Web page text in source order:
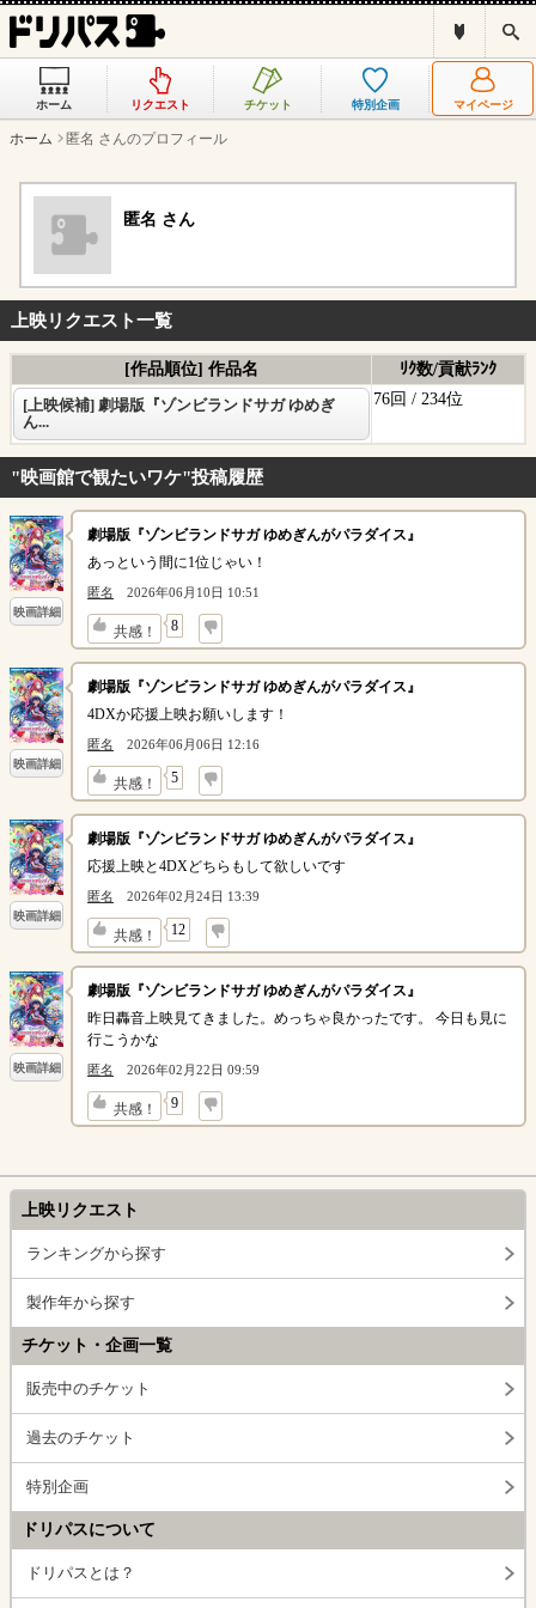
リ
ス
と
索
ホーム リクエスト チケット 特別企画 マイページ
ホーム 匿名 さんのプロフィール
匿名 さん
上映リクエスト一覧
[作品順位] 作品名
ﾘｸ数/貢献ﾗﾝｸ
[上映候補] 劇場版『ゾンビランドサガ ゆめぎ
ん...
76回 / 234位
"映画館で観たいワケ"投稿履歴
映画詳細
劇場版『ゾンビランドサガ ゆめぎんがパラダイス』
あっという間に1位じゃい！
匿名 2026年06月10日 10:51
共感！ 8
↓
映画詳細
劇場版『ゾンビランドサガ ゆめぎんがパラダイス』
4DXか応援上映お願いします！
匿名 2026年06月06日 12:16
共感！ 5
↓
映画詳細
劇場版『ゾンビランドサガ ゆめぎんがパラダイス』
応援上映と4DXどちらもして欲しいです
匿名 2026年02月24日 13:39
共感！ 12
↓
映画詳細
劇場版『ゾンビランドサガ ゆめぎんがパラダイス』
昨日轟音上映見てきました。めっちゃ良かったです。 今日も見に
行こうかな
匿名 2026年02月22日 09:59
共感！ 9
↓
上映リクエスト
ランキングから探す
製作年から探す
チケット・企画一覧
販売中のチケット
過去のチケット
特別企画
ドリパスについて
ドリパスとは？